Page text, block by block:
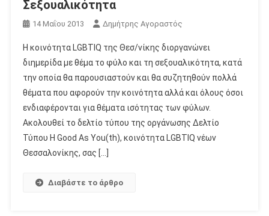
Σεξουαλικότητα
14 Μαΐου 2013 Δημήτρης Αγοραστός
Η κοινότητα LGBTIQ της Θεσ/νίκης διοργανώνει
διημερίδα με θέμα το φύλο και τη σεξουαλικότητα, κατά
την οποία θα παρουσιαστούν και θα συζητηθούν πολλά
θέματα που αφορούν την κοινότητα αλλά και όλους όσοι
ενδιαφέρονται για θέματα ισότητας των φύλων.
Ακολουθεί το δελτίο τύπου της οργάνωσης Δελτίο
Τύπου Η Good As You(th), κοινότητα LGBTIQ νέων
Θεσσαλονίκης, σας […]
Διαβάστε το άρθρο